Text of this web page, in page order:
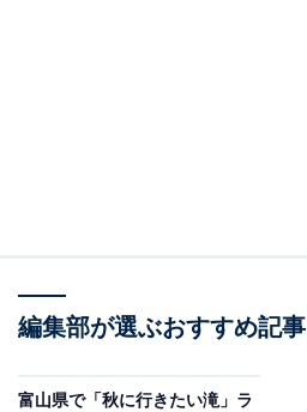
編集部が選ぶおすすめ記事
富山県で「秋に行きたい滝」ラ